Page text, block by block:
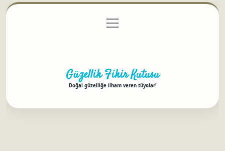
Gizlilik Politikası
menüyü
aç
Güzellik Fikir Kutusu
Doğal güzelliğe ilham veren tüyolar!